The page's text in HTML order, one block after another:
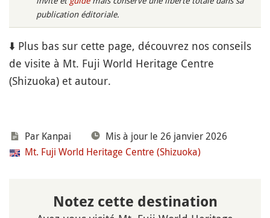
publication éditoriale.
⬇️ Plus bas sur cette page, découvrez nos conseils
de visite à Mt. Fuji World Heritage Centre
(Shizuoka) et autour.
Par Kanpai
Mis à jour le 26 janvier 2026
Mt. Fuji World Heritage Centre (Shizuoka)
Notez cette destination